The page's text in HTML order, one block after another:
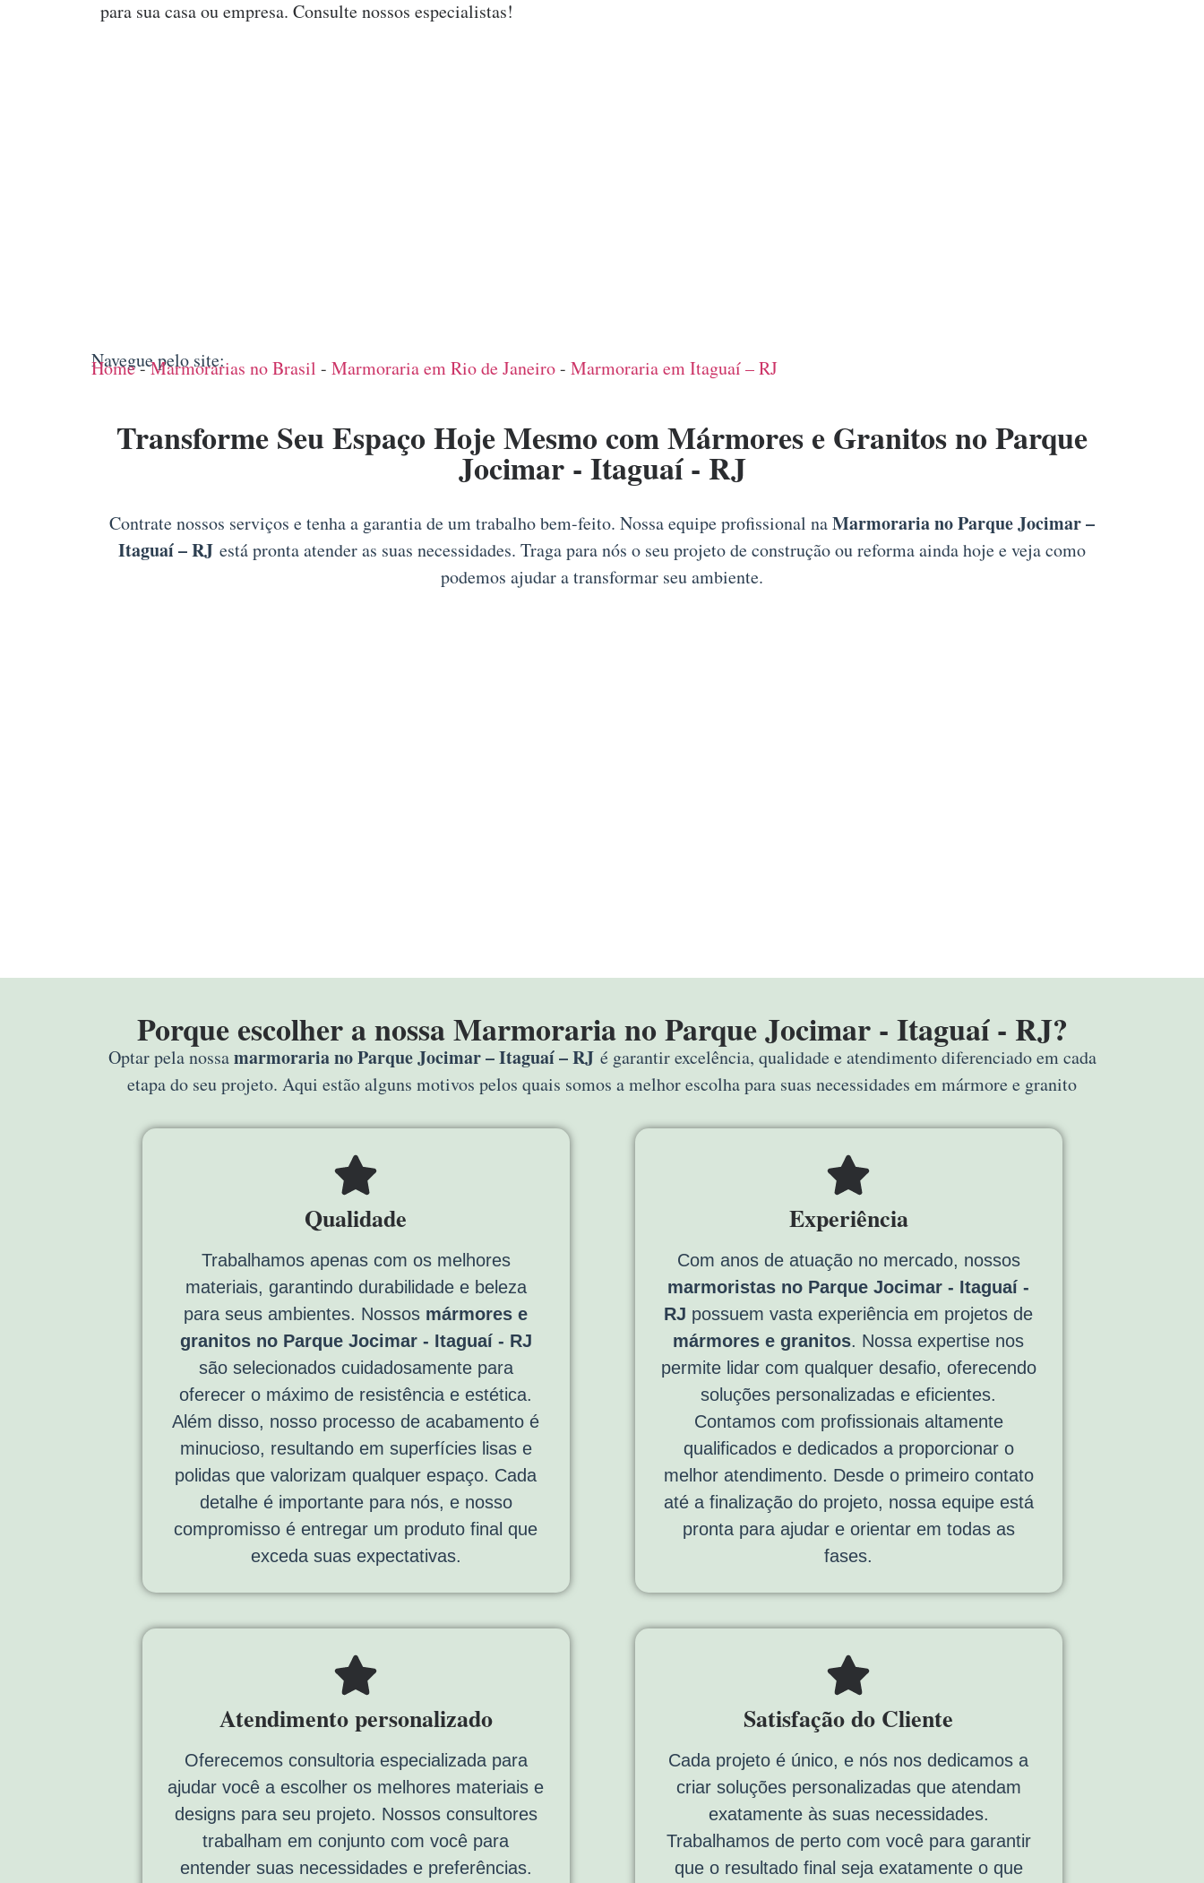
para sua casa ou empresa. Consulte nossos especialistas!
Navegue pelo site:
Home-Marmorarias no Brasil - Marmoraria em Rio de Janeiro- Marmoraria em Itaguaí – RJ
Transforme Seu Espaço Hoje Mesmo com Mármores e Granitos no Parque
Jocimar - Itaguaí - RJ
Contrate nossos serviços e tenha a garantia de um trabalho bem-feito. Nossa equipe profissional naMarmoraria no Parque Jocimar –
Itaguaí – RJ está pronta atender as suas necessidades. Traga para nós o seu projeto de construção ou reforma ainda hoje e veja como
podemos ajudar a transformar seu ambiente.
Porque escolher a nossa Marmoraria no Parque Jocimar - Itaguaí - RJ?
Optar pela nossamarmoraria no Parque Jocimar – Itaguaí – RJé garantir excelência, qualidade e atendimento diferenciado em cada
etapa do seu projeto. Aqui estão alguns motivos pelos quais somos a melhor escolha para suas necessidades em mármore e granito
Qualidade
Trabalhamos apenas com os melhores
materiais, garantindo durabilidade e beleza
para seus ambientes. Nossos mármores e
granitos no Parque Jocimar - Itaguaí - RJ
são selecionados cuidadosamente para
oferecer o máximo de resistência e estética.
Além disso, nosso processo de acabamento é
minucioso, resultando em superfícies lisas e
polidas que valorizam qualquer espaço. Cada
detalhe é importante para nós, e nosso
compromisso é entregar um produto final que
exceda suas expectativas.
Experiência
Com anos de atuação no mercado, nossos
marmoristas no Parque Jocimar - Itaguaí -
RJ possuem vasta experiência em projetos de
mármores e granitos. Nossa expertise nos
permite lidar com qualquer desafio, oferecendo
soluções personalizadas e eficientes.
Contamos com profissionais altamente
qualificados e dedicados a proporcionar o
melhor atendimento. Desde o primeiro contato
até a finalização do projeto, nossa equipe está
pronta para ajudar e orientar em todas as
fases.
Atendimento personalizado
Oferecemos consultoria especializada para
ajudar você a escolher os melhores materiais e
designs para seu projeto. Nossos consultores
trabalham em conjunto com você para
entender suas necessidades e preferências.
Satisfação do Cliente
Cada projeto é único, e nós nos dedicamos a
criar soluções personalizadas que atendam
exatamente às suas necessidades.
Trabalhamos de perto com você para garantir
que o resultado final seja exatamente o que